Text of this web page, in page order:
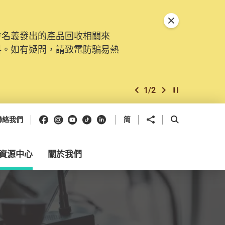
義發出的產品回收相關來
如有疑問，請致電防騙易熱
上一個
1/2 下一個開始/暫停幻燈
關閉特別通告
絡我們 Facebook
Instagram
Youtube
抖音領英 简 分享到 開啟搜尋框
源中心 關於我們